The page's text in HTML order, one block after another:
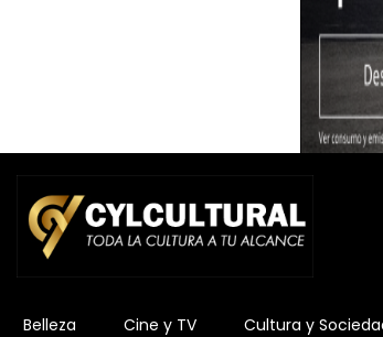
Belleza Cine y TV Cultura y